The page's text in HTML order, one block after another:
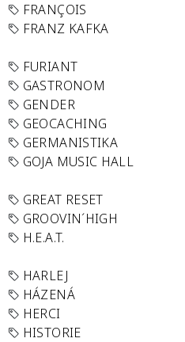
FRANÇOIS
FRANZ KAFKA
FURIANT
GASTRONOM
GENDER
GEOCACHING
GERMANISTIKA
GOJA MUSIC HALL
GREAT RESET
GROOVIN´HIGH
H.E.A.T.
HARLEJ
HÁZENÁ
HERCI
HISTORIE